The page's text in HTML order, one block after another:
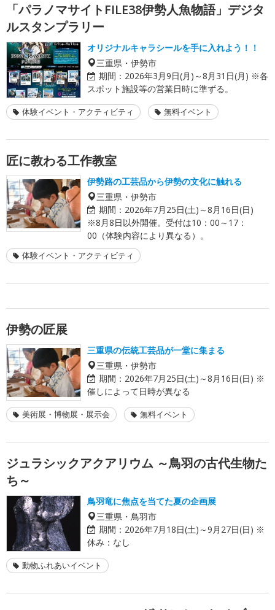
「パラノマサイトFILE38伊勢人魚物語」デジタ
ルスタンプラリー
オリジナルキャラシールを手に入れよう！！
三重県・伊勢市
期間： 2026年3月9日(月)～8月31日(月) ※各
スポット施設等の営業日時に準ずる。
体験イベント・アクティビティ 無料イベント
匠に教わる工作教室
伊勢路の工芸品から伊勢の文化に触れる
三重県・伊勢市
期間： 2026年7月25日(土)～8月16日(日)
※8月8日以外開催。受付は10：00～17：
00（体験内容により異なる）。
体験イベント・アクティビティ
伊勢の匠展
三重県の伝統工芸品が一堂に集まる
三重県・伊勢市
期間： 2026年7月25日(土)～8月16日(日) ※
催しによって日時が異なる
美術展・博物展・展示会 無料イベント
ジュラシックアクアリウム ～鳥羽の古代生物た
ち～
鳥羽竜に焦点を当てた夏の企画展
三重県・鳥羽市
期間： 2026年7月18日(土)～9月27日(日) ※
休み：なし
動物ふれあいイベント